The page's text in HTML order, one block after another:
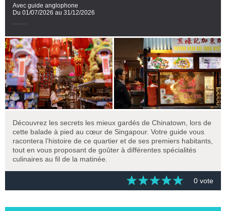
Avec guide anglophone
Du 01/07/2026 au 31/12/2026
Découvrez les secrets les mieux gardés de Chinatown, lors de
cette balade à pied au cœur de Singapour. Votre guide vous
racontera l’histoire de ce quartier et de ses premiers habitants,
tout en vous proposant de goûter à différentes spécialités
culinaires au fil de la matinée.
0 vote